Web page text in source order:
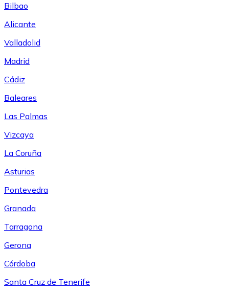
Bilbao
Alicante
Valladolid
Madrid
Cádiz
Baleares
Las Palmas
Vizcaya
La Coruña
Asturias
Pontevedra
Granada
Tarragona
Gerona
Córdoba
Santa Cruz de Tenerife